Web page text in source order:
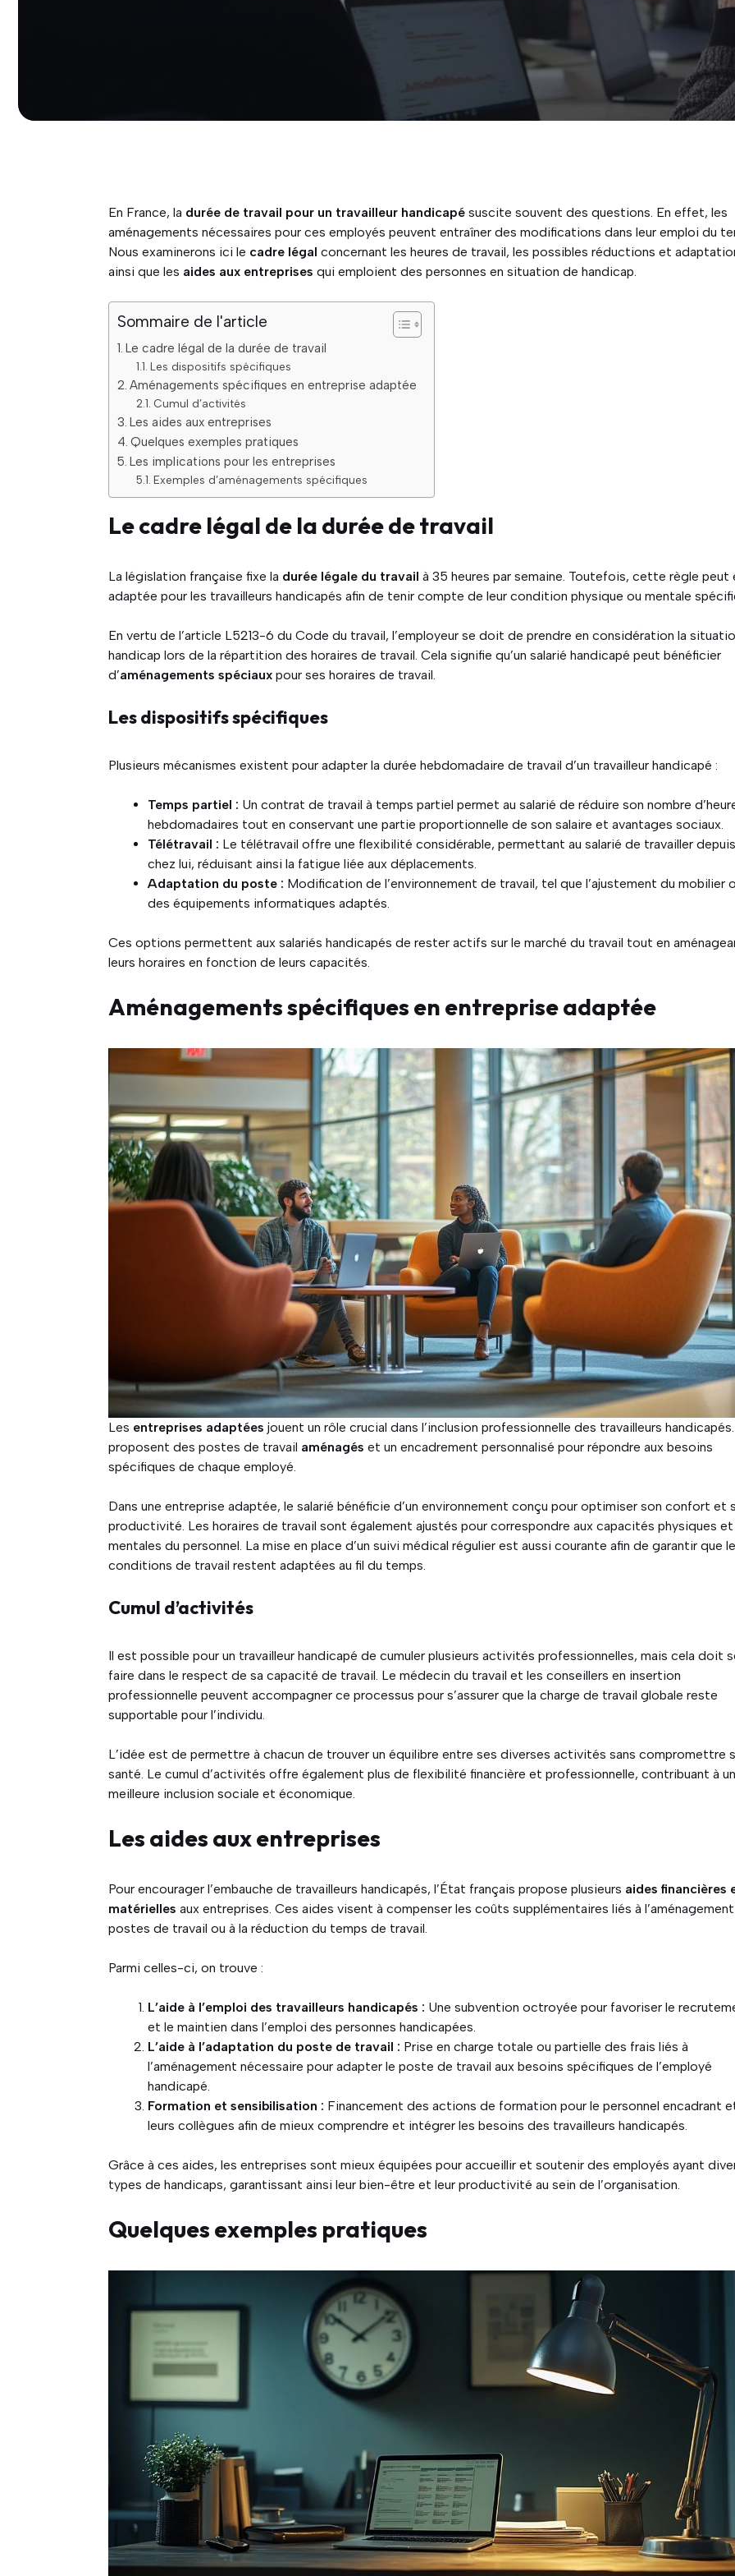
En France, la durée de travail pour un travailleur handicapé suscite souvent des questions. En effet, les
aménagements nécessaires pour ces employés peuvent entraîner des modifications dans leur emploi du
Nous examinerons ici le cadre légal concernant les heures de travail, les possibles réductions et
ainsi que les aides aux entreprises qui emploient des personnes en situation de handicap.
Sommaire de l'article
Le cadre légal de la durée de travail
Les dispositifs spécifiques
Aménagements spécifiques en entreprise adaptée
Cumul d’activités
Les aides aux entreprises
Quelques exemples pratiques
Les implications pour les entreprises
Exemples d’aménagements spécifiques
Le cadre légal de la durée de travail
La législation française fixe la durée légale du travail à 35 heures par semaine. Toutefois, cette règle peut
adaptée pour les travailleurs handicapés afin de tenir compte de leur condition physique ou mentale
En vertu de l’article L5213-6 du Code du travail, l’employeur se doit de prendre en considération la
handicap lors de la répartition des horaires de travail. Cela signifie qu’un salarié handicapé peut bénéficier
d’aménagements spéciaux pour ses horaires de travail.
Les dispositifs spécifiques
Plusieurs mécanismes existent pour adapter la durée hebdomadaire de travail d’un travailleur handicapé :
Temps partiel : Un contrat de travail à temps partiel permet au salarié de réduire son nombre
hebdomadaires tout en conservant une partie proportionnelle de son salaire et avantages sociaux.
Télétravail : Le télétravail offre une flexibilité considérable, permettant au salarié de travailler depuis
chez lui, réduisant ainsi la fatigue liée aux déplacements.
Adaptation du poste : Modification de l’environnement de travail, tel que l’ajustement du mobilier
des équipements informatiques adaptés.
Ces options permettent aux salariés handicapés de rester actifs sur le marché du travail tout en
leurs horaires en fonction de leurs capacités.
Aménagements spécifiques en entreprise adaptée
Les entreprises adaptées jouent un rôle crucial dans l’inclusion professionnelle des travailleurs
proposent des postes de travail aménagés et un encadrement personnalisé pour répondre aux besoins
spécifiques de chaque employé.
Dans une entreprise adaptée, le salarié bénéficie d’un environnement conçu pour optimiser son confort et
productivité. Les horaires de travail sont également ajustés pour correspondre aux capacités physiques et
mentales du personnel. La mise en place d’un suivi médical régulier est aussi courante afin de garantir que
conditions de travail restent adaptées au fil du temps.
Cumul d’activités
Il est possible pour un travailleur handicapé de cumuler plusieurs activités professionnelles, mais cela doit
faire dans le respect de sa capacité de travail. Le médecin du travail et les conseillers en insertion
professionnelle peuvent accompagner ce processus pour s’assurer que la charge de travail globale reste
supportable pour l’individu.
L’idée est de permettre à chacun de trouver un équilibre entre ses diverses activités sans compromettre
santé. Le cumul d’activités offre également plus de flexibilité financière et professionnelle, contribuant à
meilleure inclusion sociale et économique.
Les aides aux entreprises
Pour encourager l’embauche de travailleurs handicapés, l’État français propose plusieurs aides financières
matérielles aux entreprises. Ces aides visent à compenser les coûts supplémentaires liés à
postes de travail ou à la réduction du temps de travail.
Parmi celles-ci, on trouve :
L’aide à l’emploi des travailleurs handicapés : Une subvention octroyée pour favoriser le
et le maintien dans l’emploi des personnes handicapées.
L’aide à l’adaptation du poste de travail : Prise en charge totale ou partielle des frais liés à
l’aménagement nécessaire pour adapter le poste de travail aux besoins spécifiques de l’employé
handicapé.
Formation et sensibilisation : Financement des actions de formation pour le personnel encadrant
leurs collègues afin de mieux comprendre et intégrer les besoins des travailleurs handicapés.
Grâce à ces aides, les entreprises sont mieux équipées pour accueillir et soutenir des employés ayant
types de handicaps, garantissant ainsi leur bien-être et leur productivité au sein de l’organisation.
Quelques exemples pratiques